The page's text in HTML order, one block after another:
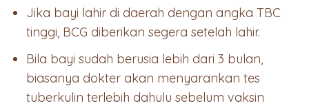
Jika bayi lahir di daerah dengan angka TBC
tinggi, BCG diberikan segera setelah lahir.
Bila bayi sudah berusia lebih dari 3 bulan,
biasanya dokter akan menyarankan tes
tuberkulin terlebih dahulu sebelum vaksin